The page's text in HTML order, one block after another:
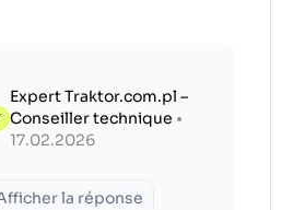
Expert Traktor.com.pl –
Conseiller technique •
17.02.2026
la réponse